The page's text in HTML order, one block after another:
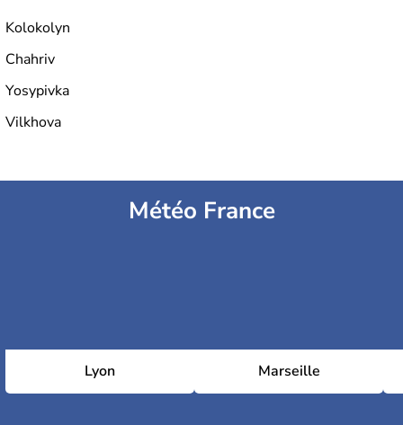
Kolokolyn
Chahriv
Yosypivka
Vilkhova
Météo France
Lyon Marseille